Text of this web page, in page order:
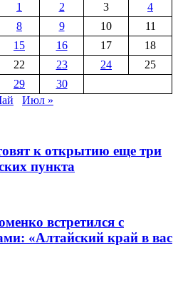
1
2 3
4
8 9 10
11
15 16 17
18
22 23 24
25
29
30
Июл »
к открытию еще три
пункта
встретился с
«Алтайский край в вас